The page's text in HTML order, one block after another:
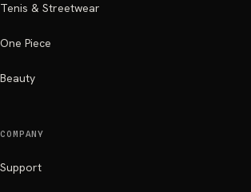
Tenis & Streetwear
One Piece
Beauty
COMPANY
Support